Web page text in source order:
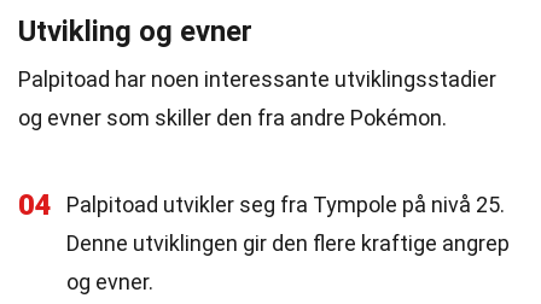
Utvikling og evner
Palpitoad har noen interessante utviklingsstadier
og evner som skiller den fra andre Pokémon.
04
Palpitoad utvikler seg fra Tympole på nivå 25.
Denne utviklingen gir den flere kraftige angrep
og evner.